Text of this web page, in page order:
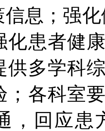
息；强
化患者健
供多学科
；各科室
，回应